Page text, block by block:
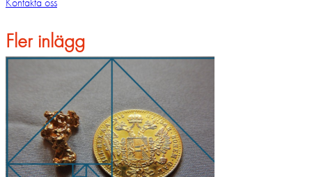
Fler inlägg